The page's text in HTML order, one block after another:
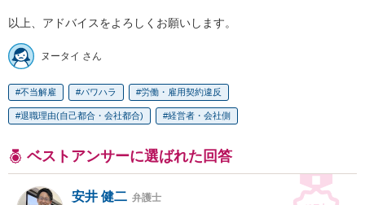
以上、アドバイスをよろしくお願いします。
ヌータイ さん
不当解雇 パワハラ 労働・雇用契約違反
退職理由(自己都合・会社都合) 経営者・会社側
ベストアンサーに選ばれた回答
安井 健二 弁護士